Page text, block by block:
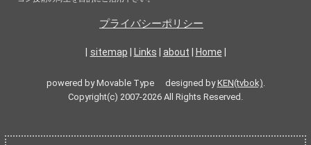
プライバシーポリシー
sitemap Links about Home
powered by Movable Type designed byKEN(tvbok)
Copyright(c) 2007-2026 All Rights Reserved.